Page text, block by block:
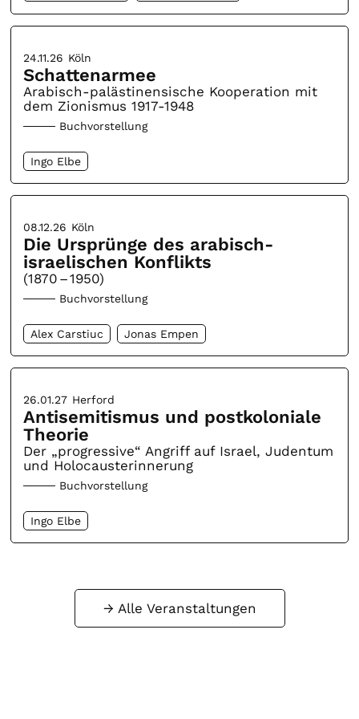
24.11.26 Köln
Schattenarmee
Arabisch-palästinensische Kooperation mit
dem Zionismus 1917-1948
Buchvorstellung
Ingo Elbe
08.12.26 Köln
Die Ursprünge des arabisch-
israelischen Konflikts
(1870 – 1950)
Buchvorstellung
Alex Carstiuc Jonas Empen
26.01.27 Herford
Antisemitismus und postkoloniale
Theorie
Der „progressive“ Angriff auf Israel, Judentum
und Holocausterinnerung
Buchvorstellung
Ingo Elbe
Alle Veranstaltungen